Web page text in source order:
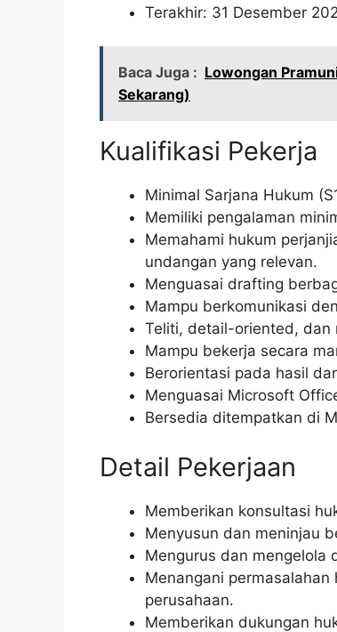
Terakhir: 31 Desember
Baca Juga : Lowongan
Sekarang)
Kualifikasi Pekerja
Minimal Sarjana Hukum
Memiliki pengalaman
Memahami hukum
undangan yang relevan.
Menguasai drafting
Mampu berkomunikasi
Teliti, detail-oriented, dan
Mampu bekerja secara
Berorientasi pada hasil
Menguasai Microsoft
Bersedia ditempatkan di
Detail Pekerjaan
Memberikan konsultasi
Menyusun dan meninjau
Mengurus dan mengelola
Menangani
perusahaan.
Memberikan dukungan